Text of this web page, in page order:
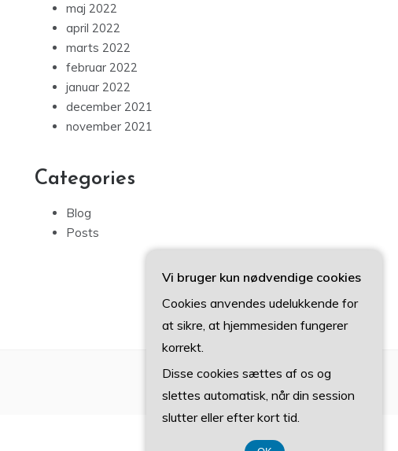
maj 2022
april 2022
marts 2022
februar 2022
januar 2022
december 2021
november 2021
Categories
Blog
Posts
Vi bruger kun nødvendige cookies
Cookies anvendes udelukkende for
at sikre, at hjemmesiden fungerer
korrekt.
Disse cookies sættes af os og
slettes automatisk, når din session
slutter eller efter kort tid.